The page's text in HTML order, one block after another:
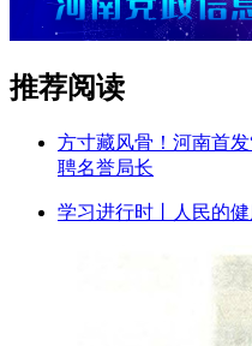
推荐阅读
方寸藏风骨！河南首
聘名誉局长
学习进行时丨人民的